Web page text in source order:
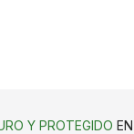
Y PROTEGIDO